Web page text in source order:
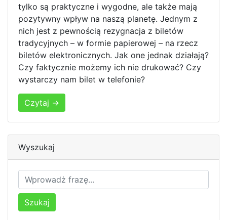
tylko są praktyczne i wygodne, ale także mają
pozytywny wpływ na naszą planetę. Jednym z
nich jest z pewnością rezygnacja z biletów
tradycyjnych – w formie papierowej – na rzecz
biletów elektronicznych. Jak one jednak działają?
Czy faktycznie możemy ich nie drukować? Czy
wystarczy nam bilet w telefonie?
Czytaj →
Wyszukaj
Szukaj